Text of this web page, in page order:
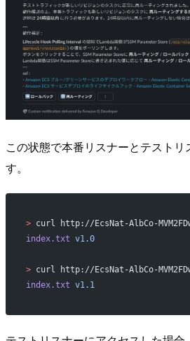
この状態で本番リスナーとテストリ
す。
> curl http://EcsNat-AlbCo-
index.txt v1.0
> curl http://EcsNat-AlbCo-
index.txt v1.1